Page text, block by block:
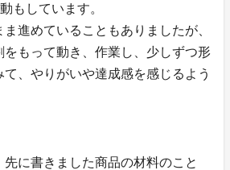
もしています。
進めていることもありましたが、
をもって動き、作業し、少しずつ形
、やりがいや達成感を感じるよう
先に書きました商品の材料のこと